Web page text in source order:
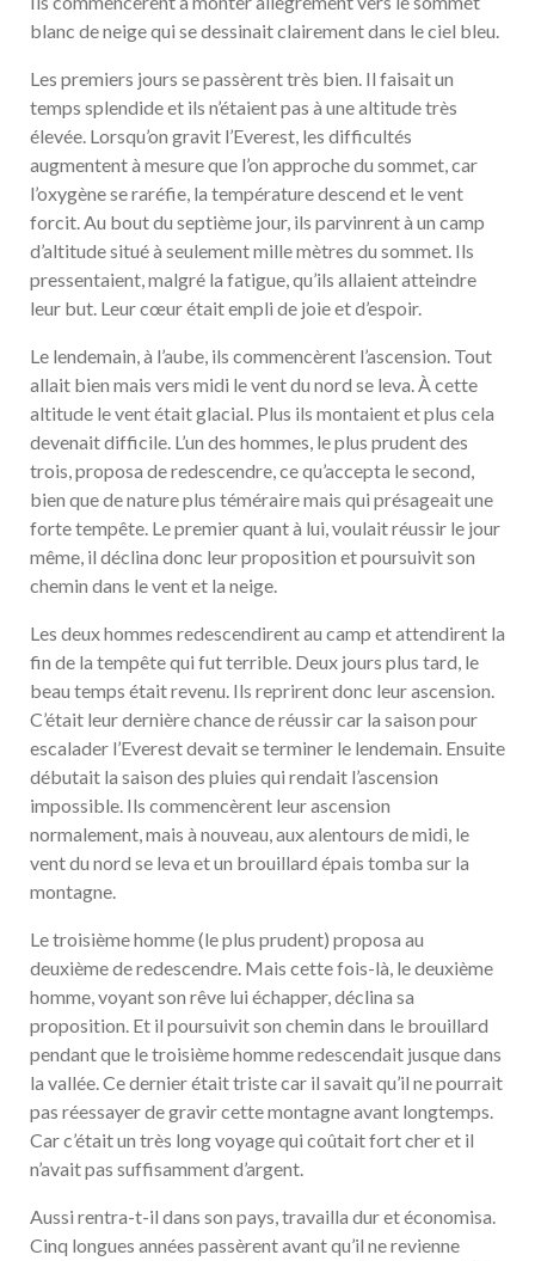
blanc de neige qui se dessinait clairement dans le ciel bleu.
Les premiers jours se passèrent très bien. Il faisait un
temps splendide et ils n’étaient pas à une altitude très
élevée. Lorsqu’on gravit l’Everest, les difficultés
augmentent à mesure que l’on approche du sommet, car
l’oxygène se raréfie, la température descend et le vent
forcit. Au bout du septième jour, ils parvinrent à un camp
d’altitude situé à seulement mille mètres du sommet. Ils
pressentaient, malgré la fatigue, qu’ils allaient atteindre
leur but. Leur cœur était empli de joie et d’espoir.
Le lendemain, à l’aube, ils commencèrent l’ascension. Tout
allait bien mais vers midi le vent du nord se leva. À cette
altitude le vent était glacial. Plus ils montaient et plus cela
devenait difficile. L’un des hommes, le plus prudent des
trois, proposa de redescendre, ce qu’accepta le second,
bien que de nature plus téméraire mais qui présageait une
forte tempête. Le premier quant à lui, voulait réussir le jour
même, il déclina donc leur proposition et poursuivit son
chemin dans le vent et la neige.
Les deux hommes redescendirent au camp et attendirent la
fin de la tempête qui fut terrible. Deux jours plus tard, le
beau temps était revenu. Ils reprirent donc leur ascension.
C’était leur dernière chance de réussir car la saison pour
escalader l’Everest devait se terminer le lendemain. Ensuite
débutait la saison des pluies qui rendait l’ascension
impossible. Ils commencèrent leur ascension
normalement, mais à nouveau, aux alentours de midi, le
vent du nord se leva et un brouillard épais tomba sur la
montagne.
Le troisième homme (le plus prudent) proposa au
deuxième de redescendre. Mais cette fois-là, le deuxième
homme, voyant son rêve lui échapper, déclina sa
proposition. Et il poursuivit son chemin dans le brouillard
pendant que le troisième homme redescendait jusque dans
la vallée. Ce dernier était triste car il savait qu’il ne pourrait
pas réessayer de gravir cette montagne avant longtemps.
Car c’était un très long voyage qui coûtait fort cher et il
n’avait pas suffisamment d’argent.
Aussi rentra-t-il dans son pays, travailla dur et économisa.
Cinq longues années passèrent avant qu’il ne revienne